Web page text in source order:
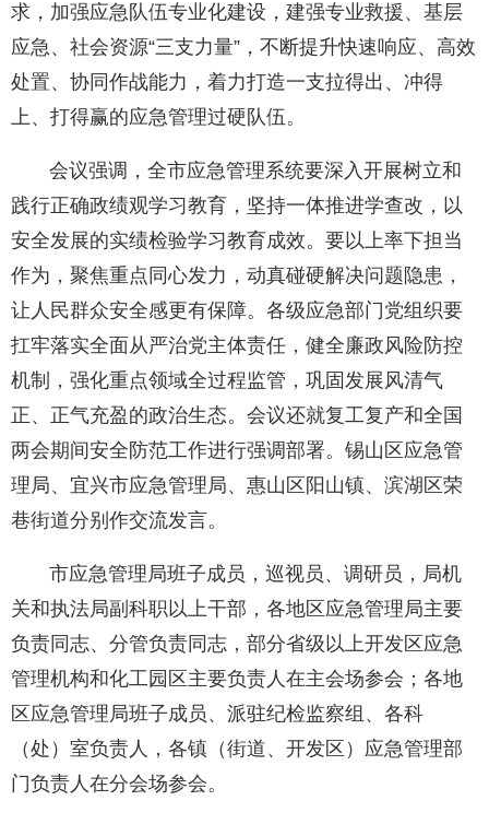
求，加强应急队伍专业化建设，建强专业救援、基层
应急、社会资源“三支力量”，不断提升快速响应、高效
处置、协同作战能力，着力打造一支拉得出、冲得
上、打得赢的应急管理过硬队伍。
会议强调，全市应急管理系统要深入开展树立和
践行正确政绩观学习教育，坚持一体推进学查改，以
安全发展的实绩检验学习教育成效。要以上率下担当
作为，聚焦重点同心发力，动真碰硬解决问题隐患，
让人民群众安全感更有保障。各级应急部门党组织要
扛牢落实全面从严治党主体责任，健全廉政风险防控
机制，强化重点领域全过程监管，巩固发展风清气
正、正气充盈的政治生态。会议还就复工复产和全国
两会期间安全防范工作进行强调部署。锡山区应急管
理局、宜兴市应急管理局、惠山区阳山镇、滨湖区荣
巷街道分别作交流发言。
市应急管理局班子成员，巡视员、调研员，局机
关和执法局副科职以上干部，各地区应急管理局主要
负责同志、分管负责同志，部分省级以上开发区应急
管理机构和化工园区主要负责人在主会场参会；各地
区应急管理局班子成员、派驻纪检监察组、各科
（处）室负责人，各镇（街道、开发区）应急管理部
门负责人在分会场参会。